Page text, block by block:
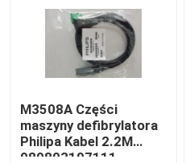
M3508A Części
maszyny defibrylatora
Philipa Kabel 2.2M
989803197111